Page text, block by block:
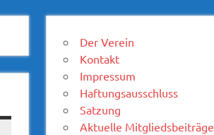
Der Verein
Kontakt
Impressum
Haftungsausschluss
Satzung
Aktuelle Mitgliedsbeiträge